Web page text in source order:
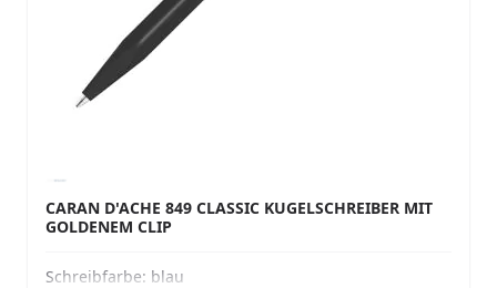
CARAN D'ACHE 849 CLASSIC KUGELSCHREIBER MIT
GOLDENEM CLIP
Schreibfarbe: blau